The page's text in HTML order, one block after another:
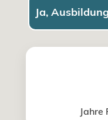
Ja,
Jahre